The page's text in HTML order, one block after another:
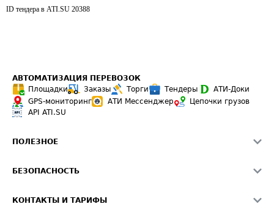
ID тендера в ATI.SU 20388
АВТОМАТИЗАЦИЯ ПЕРЕВОЗОК
Площадки
Заказы Торги Тендеры
АТИ-Доки
GPS-мониторинг
АТИ Мессенджер
Цепочки грузов
API ATI.SU
ПОЛЕЗНОЕ
Звезды ATI.SU на вашем сайте
БЕЗОПАСНОСТЬ
КОНТАКТЫ И ТАРИФЫ